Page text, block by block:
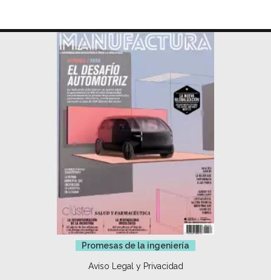
Promesas de la ingeniería
Aviso Legal y Privacidad